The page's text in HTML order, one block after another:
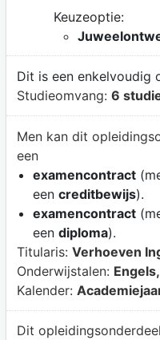
Keuzeoptie:
Dit is een enkelvoudig
Studieomvang: 6
Men kan dit
een
examencontract
een creditbewijs).
examencontract
een diploma).
Titularis: Verhoeven
Onderwijstalen:
Kalender:
Dit